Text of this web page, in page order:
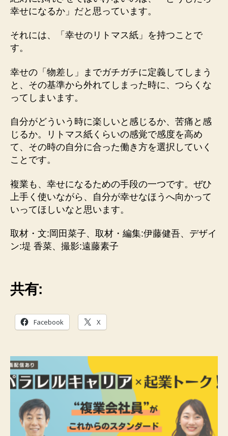
幸せになるか」だと思っています。
それには、「幸せのリトマス紙」を持つことで
す。
幸せの「物差し」までガチガチに定義してしまう
と、その基準から外れてしまった時に、つらくな
ってしまいます。
自分がどういう時に楽しいと感じるか、苦痛と感
じるか。リトマス紙くらいの感覚で感度を高め
て、その時の自分に合った働き方を選択していく
ことです。
複業も、幸せになるための手段の一つです。ぜひ
上手く使いながら、自分が幸せなほうへ向かって
いってほしいなと思います。
取材・文:岡田菜子、取材・編集:伊藤健吾、デザイ
ン:堤 香菜、撮影:遠藤素子
共有:
Facebook X